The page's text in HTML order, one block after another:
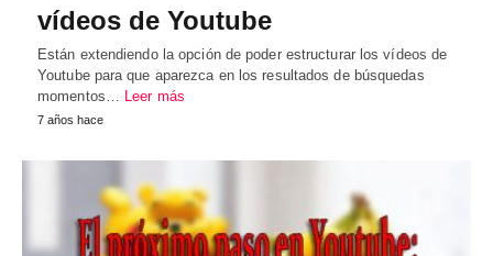
vídeos de Youtube
Están extendiendo la opción de poder estructurar los vídeos de
Youtube para que aparezca en los resultados de búsquedas
momentos…
Leer más
7 años hace